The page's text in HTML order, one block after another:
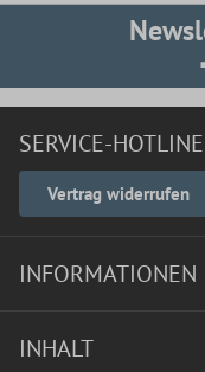
SERVICE-HOTLINE
Vertrag widerrufen
INFORMATIONEN
INHALT